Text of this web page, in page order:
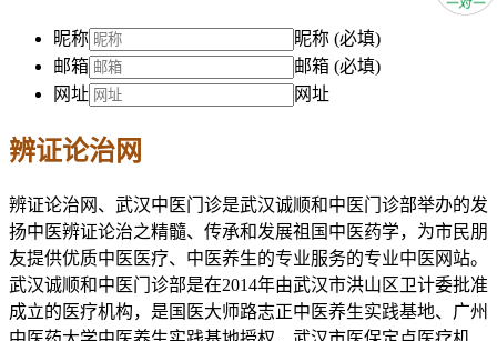
昵称
昵称 (必填)
邮箱
邮箱 (必填)
网址
网址
辨证论治网
辨证论治网、武汉中医门诊是武汉诚顺和中医门诊部举办的发
扬中医辨证论治之精髓、传承和发展祖国中医药学，为市民朋
友提供优质中医医疗、中医养生的专业服务的专业中医网站。
武汉诚顺和中医门诊部是在2014年由武汉市洪山区卫计委批准
成立的医疗机构，是国医大师路志正中医养生实践基地、广州